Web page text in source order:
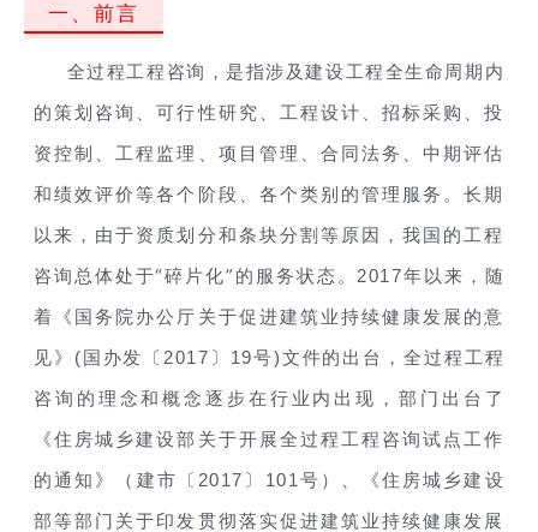
一、前言
全过程工程咨询，是指涉及建设工程全生命周期内
的策划咨询、可行性研究、工程设计、招标采购、投
资控制、工程监理、项目管理、合同法务、中期评估
和绩效评价等各个阶段、各个类别的管理服务。长期
以来，由于资质划分和条块分割等原因，我国的工程
咨询总体处于“碎片化”的服务状态。2017年以来，随
着《国务院办公厅关于促进建筑业持续健康发展的意
见》 ( 国办发〔 2017 〕 19号)文件的出台，全过程工程
咨询的理念和概念逐步在行业内出现，部门出台了
《住房城乡建设部关于开展全过程工程咨询试点工作
的通知》（建市〔 2017 〕 101 号）、《住房城乡建设
部等部门关于印发贯彻落实促进建筑业持续健康发展